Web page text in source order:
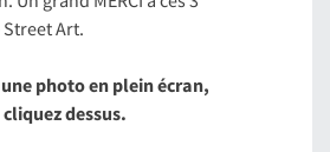
Art.
photo en plein écran,
cliquez dessus.